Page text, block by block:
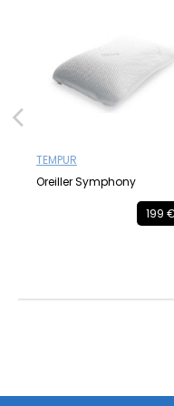
TEMPUR
Oreiller Symphony
199 €